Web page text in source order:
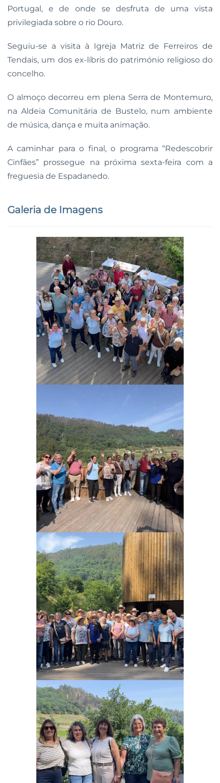
Portugal, e de onde se desfruta de uma vista
privilegiada sobre o rio Douro.
Seguiu-se a visita à Igreja Matriz de Ferreiros de
Tendais, um dos ex-líbris do património religioso do
concelho.
O almoço decorreu em plena Serra de Montemuro,
na Aldeia Comunitária de Bustelo, num ambiente
de música, dança e muita animação.
A caminhar para o final, o programa “Redescobrir
Cinfães” prossegue na próxima sexta-feira com a
freguesia de Espadanedo.
Galeria de Imagens
Ampliar
Ampliar
Ampliar
Ampliar